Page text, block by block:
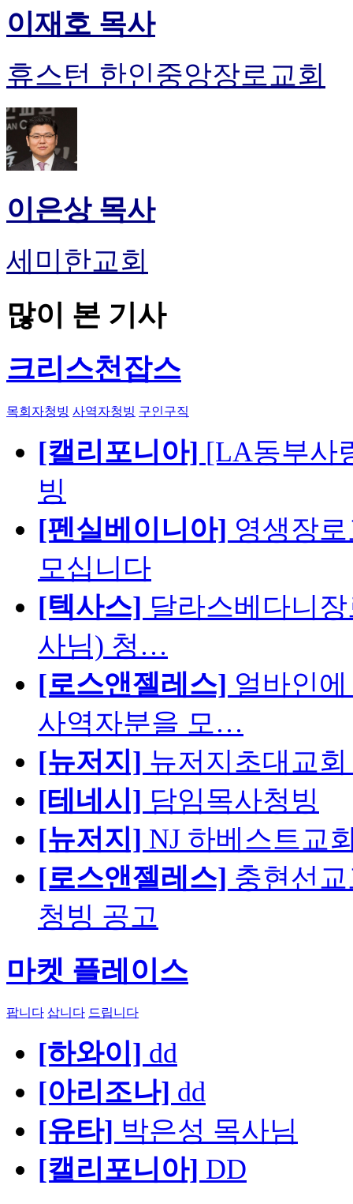
이재호 목사
휴스턴 한인중앙장로교회
이은상 목사
세미한교회
많이 본 기사
크리스천잡스
목회자청빙 사역자청빙 구인구직
[캘리포니아] [LA동부사
빙
[펜실베이니아] 영생장
모십니다
[텍사스] 달라스베다니
사님) 청…
[로스앤젤레스] 얼바인
사역자분을 모…
[뉴저지] 뉴저지초대교
[테네시] 담임목사청빙
[뉴저지] NJ 하베스트교
[로스앤젤레스] 충현선
청빙 공고
마켓 플레이스
팝니다 삽니다 드립니다
[하와이] dd
[아리조나] dd
[유타] 박은성 목사님
[캘리포니아] DD